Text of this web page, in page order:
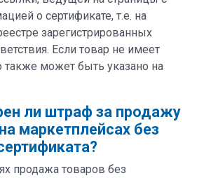
о сертификате, т.е. на
зарегистрированных
Если товар не имеет
также может быть указано на
ли штраф за продажу
маркетплейсах без
продажа товаров без